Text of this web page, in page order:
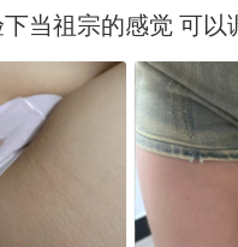
当祖宗的感觉 可以